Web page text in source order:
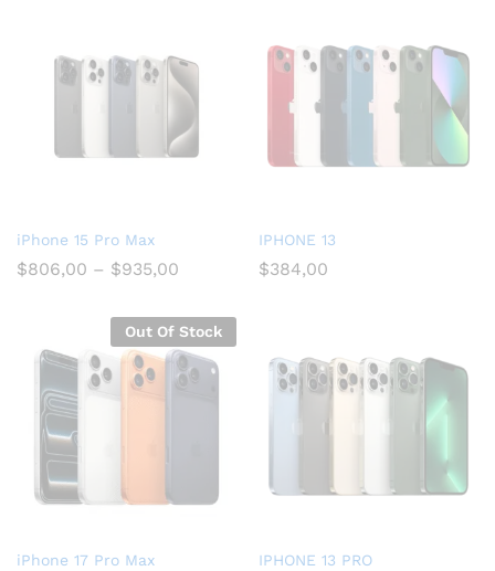
iPhone 15 Pro Max
$806,00 – $935,00
IPHONE 13
$384,00
Out Of Stock
iPhone 17 Pro Max IPHONE 13 PRO